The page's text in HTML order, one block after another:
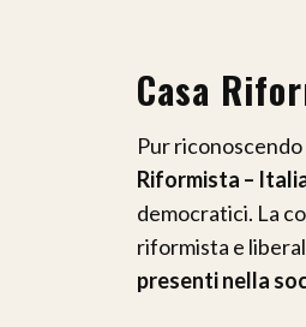
Casa
Pur
Riformista –
democratici. La
riformista e
presenti nella